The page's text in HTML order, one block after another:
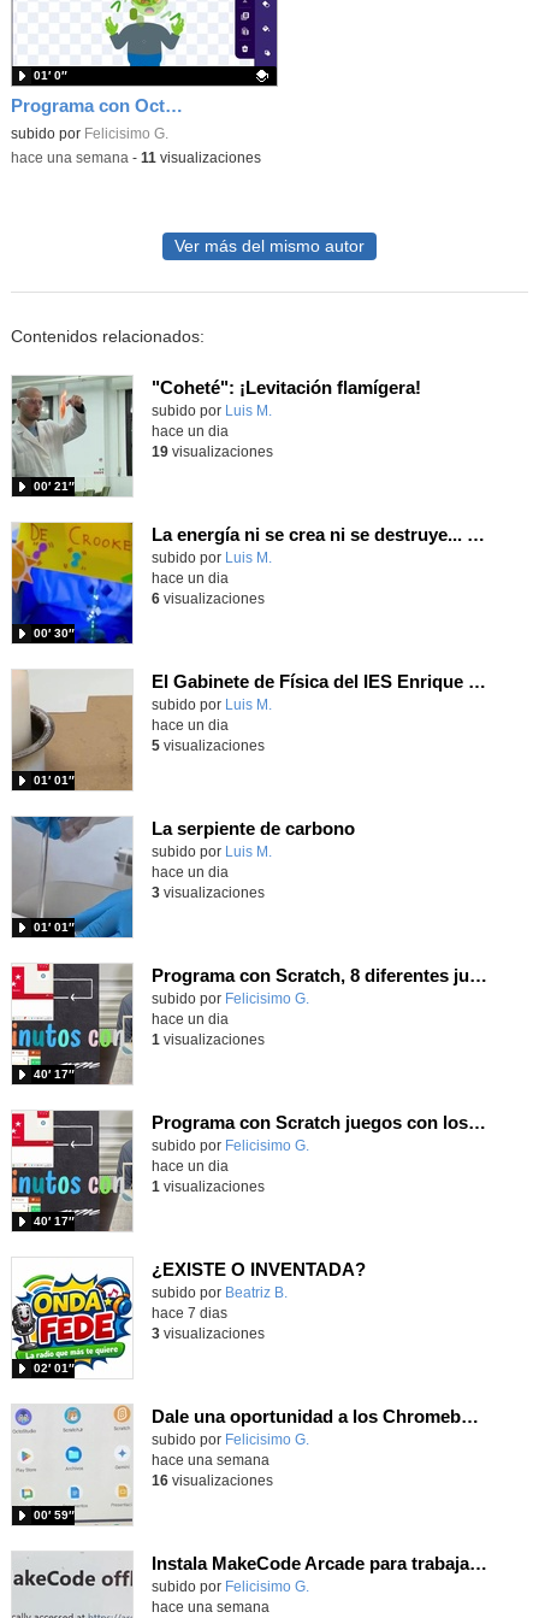
Programa con OctoStudio, un juego homenajeando al House of the dead con Zombies
Contenido educativo.
subido por Felicisimo G.
01′ 0″
-hace una semana - 11 visualizaciones
Ver más del mismo autor
Contenidos relacionados:
"Coheté": ¡Levitación flamígera!
Contenido educativo.
subido por Luis M.
00′ 21″
hace un dia
19visualizaciones
La energía ni se crea ni se destruye... ¡se experimenta! El Tierno en la Feria Madrid es Ciencia 2026
Contenido educativo.
subido por Luis M.
00′ 30″
hace un dia
6visualizaciones
El Gabinete de Física del IES Enrique Tierno Galván de Parla (Curso 25-26)
Contenido educativo.
subido por Luis M.
01′ 01″
hace un dia
5visualizaciones
La serpiente de carbono
Contenido educativo.
subido por Luis M.
01′ 01″
hace un dia
3visualizaciones
Programa con Scratch, 8 diferentes juegos para vivir la emoción de los partidos de España en el mundial 2026
Contenido educativo.
subido por Felicisimo G.
40′ 17″
hace un dia
1 visualizaciones
Programa con Scratch juegos con los partidos del mundial 2026 ganados por España
Contenido educativo.
subido por Felicisimo G.
40′ 17″
hace un dia
1 visualizaciones
¿EXISTE O INVENTADA?
Contenido educativo.
subido por Beatriz B.
02′ 01″
hace 7 dias
3visualizaciones
Dale una oportunidad a los Chromebooks y utiliza un proyector para realizar talleres si no tienes pantallas táctiles
Contenido educativo.
subido por Felicisimo G.
00′ 59″
hace una semana
16visualizaciones
Instala MakeCode Arcade para trabajar offline en tu tablet, ordenador, Chromebook
Contenido educativo.
subido por Felicisimo G.
hace una semana